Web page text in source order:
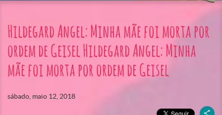
Hildegard Angel: Minha mãe foi morta por
ordem de Geisel Hildegard Angel: Minha
mãe foi morta por ordem de Geisel
sábado, maio 12, 2018